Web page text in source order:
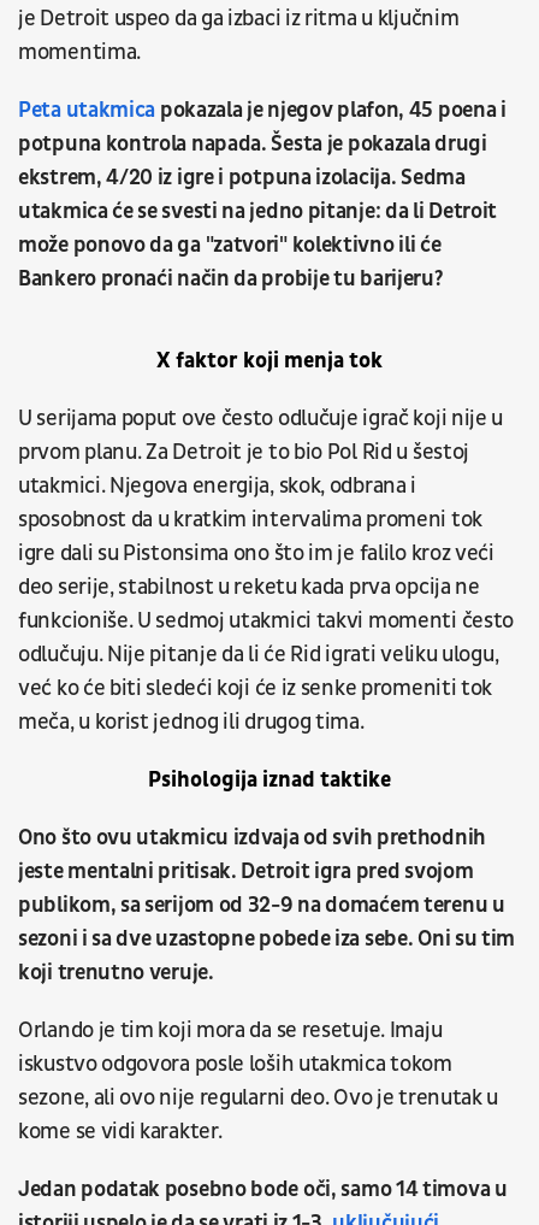
je Detroit uspeo da ga izbaci iz ritma u ključnim
momentima.
Peta utakmica pokazala je njegov plafon, 45 poena i
potpuna kontrola napada. Šesta je pokazala drugi
ekstrem, 4/20 iz igre i potpuna izolacija. Sedma
utakmica će se svesti na jedno pitanje: da li Detroit
može ponovo da ga "zatvori" kolektivno ili će
Bankero pronaći način da probije tu barijeru?
X faktor koji menja tok
U serijama poput ove često odlučuje igrač koji nije u
prvom planu. Za Detroit je to bio Pol Rid u šestoj
utakmici. Njegova energija, skok, odbrana i
sposobnost da u kratkim intervalima promeni tok
igre dali su Pistonsima ono što im je falilo kroz veći
deo serije, stabilnost u reketu kada prva opcija ne
funkcioniše. U sedmoj utakmici takvi momenti često
odlučuju. Nije pitanje da li će Rid igrati veliku ulogu,
već ko će biti sledeći koji će iz senke promeniti tok
meča, u korist jednog ili drugog tima.
Psihologija iznad taktike
Ono što ovu utakmicu izdvaja od svih prethodnih
jeste mentalni pritisak. Detroit igra pred svojom
publikom, sa serijom od 32-9 na domaćem terenu u
sezoni i sa dve uzastopne pobede iza sebe. Oni su tim
koji trenutno veruje.
Orlando je tim koji mora da se resetuje. Imaju
iskustvo odgovora posle loših utakmica tokom
sezone, ali ovo nije regularni deo. Ovo je trenutak u
kome se vidi karakter.
Jedan podatak posebno bode oči, samo 14 timova u